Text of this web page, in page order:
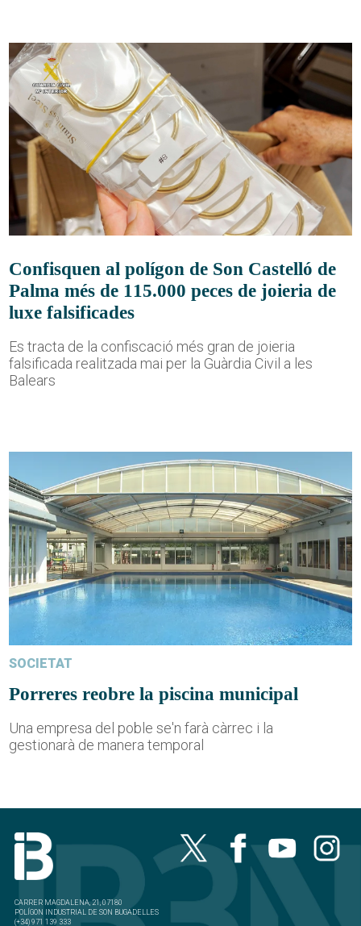
Confisquen al polígon de Son Castelló de
Palma més de 115.000 peces de joieria de
luxe falsificades
Es tracta de la confiscació més gran de joieria
falsificada realitzada mai per la Guàrdia Civil a les
Balears
SOCIETAT
Porreres reobre la piscina municipal
Una empresa del poble se'n farà càrrec i la
gestionarà de manera temporal
CARRER MAGDALENA, 21, 07180
POLÍGON INDUSTRIAL DE SON BUGADELLES
(+34) 971 139 333